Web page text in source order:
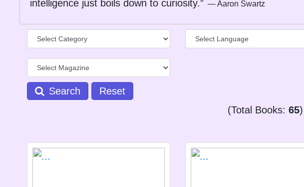
intelligence just boils down to curiosity.” ― Aaron Swartz
Search
Reset
(Total Books: 65